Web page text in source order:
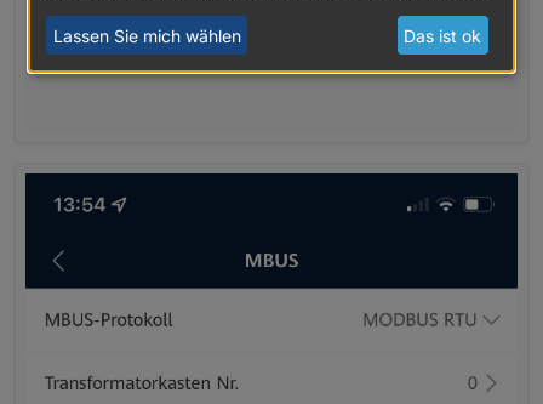
Lassen Sie mich wählen Das ist ok